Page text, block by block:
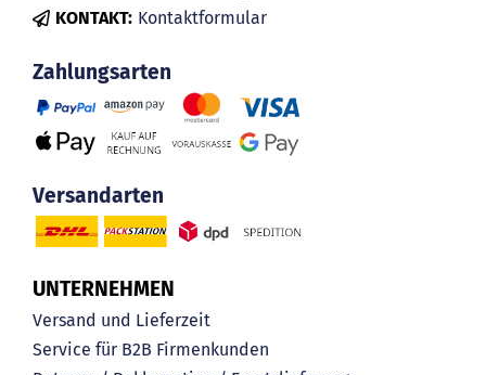
KONTAKT: Kontaktformular
Zahlungsarten
Versandarten
UNTERNEHMEN
Versand und Lieferzeit
Service für B2B Firmenkunden